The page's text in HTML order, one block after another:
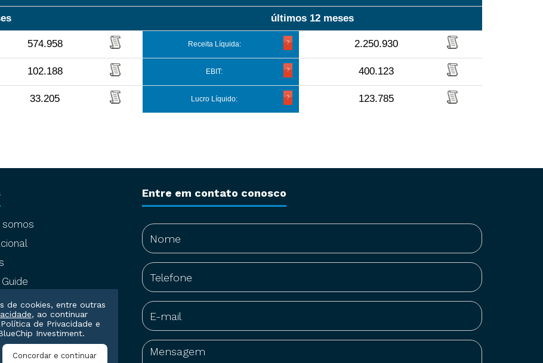
últimos 12 meses
574.958 Receita Líquida: 2.250.930
102.188 EBIT: 400.123
33.205 Lucro Líquido: 123.785
somos
Entre em contato conosco
de cookies, entre outras
, ao continuar
Política de Privacidade e
Investiment.
Concordar e continuar